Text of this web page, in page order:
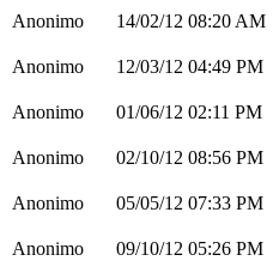
Anonimo 14/02/12 08:20 AM
Anonimo 12/03/12 04:49 PM
Anonimo 01/06/12 02:11 PM
Anonimo 02/10/12 08:56 PM
Anonimo 05/05/12 07:33 PM
Anonimo 09/10/12 05:26 PM